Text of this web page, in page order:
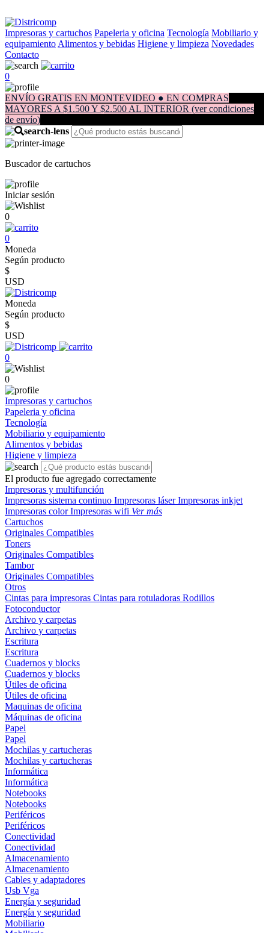
Impresoras y cartuchos Papeleria y oficina Tecnología Mobiliario y
equipamiento Alimentos y bebidas Higiene y limpieza Novedades
Contacto
0
ENVÍO GRATIS EN MONTEVIDEO ● EN COMPRAS
MAYORES A $1.500 Y $2.500 AL INTERIOR (ver condiciones
de envío)
Buscador de cartuchos
Iniciar sesión
0
0
Moneda
Según producto
$
USD
Moneda
Según producto
$
USD
0
0
Impresoras y cartuchos
Papeleria y oficina
Tecnología
Mobiliario y equipamiento
Alimentos y bebidas
Higiene y limpieza
El producto fue agregado correctamente
Impresoras y multifunción
Impresoras sistema continuo Impresoras láserImpresoras inkjet
Impresoras colorImpresoras wifi Ver más
Cartuchos
Originales Compatibles
Toners
Originales Compatibles
Tambor
Originales Compatibles
Otros
Cintas para impresoras Cintas para rotuladoras Rodillos
Fotoconductor
Archivo y carpetas
Archivo y carpetas
Escritura
Escritura
Cuadernos y blocks
Cuadernos y blocks
Útiles de oficina
Útiles de oficina
Maquinas de oficina
Máquinas de oficina
Papel
Papel
Mochilas y cartucheras
Mochilas y cartucheras
Informática
Informática
Notebooks
Notebooks
Periféricos
Periféricos
Conectividad
Conectividad
Almacenamiento
Almacenamiento
Cables y adaptadores
Usb Vga
Energía y seguridad
Energía y seguridad
Mobiliario